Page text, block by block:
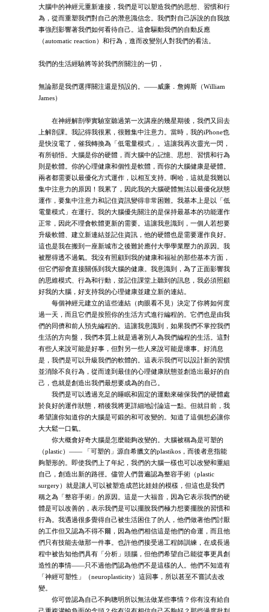
大腦中的神經元重新連接，我們是可以塑造我們的思想、習慣和行
為，從而重塑我們對自己的潛意識信念。我們對自己訴說的自我故
事強烈影響著我們如何看待自己。這會驅動我們的自動反應
（automatic reaction）和行為，進而改變別人對我們的看法。
我們的生活經驗將等於我們所關注的一切，
無論那是我們選擇關注還是預設的。——威廉．詹姆斯（William
James）
在神經解剖學實驗室聽過第一次講座的幾星期後，我們又回去
上解剖課。我記得我很累，很難集中注意力。當時，我的iPhone也
是快沒電了，催我轉換為「低電量模式」。這讓我再次靈光一閃，
有所頓悟。大腦是你的硬體，而大腦中的記憶、思想、習慣和行為
則是軟體。你的心理健康和個性是軟體，而你的大腦健康是硬體。
兩者都需要以最優化方式運作，以相互支持。啊哈，這就是我難以
集中注意力的原因！我累了，因此我的大腦硬體無法以最優化狀態
運作，要集中注意力和記住資訊變得非常困難。我基本上是以「低
電量模式」在運行。我的大腦優先關注的是保持最基本的功能運作
正常，因此不理會軟體更新的需要。這讓我意識到，一個人若想要
升級軟體、建立新連結並記住資訊，他的硬體也是需要運作良好。
這也是我在搬到一座新城市之後難於應付大學學業壓力的原因。我
被壓得透不過氣。我沒有照顧到我的健康和福祉的那些基本方面，
但它們卻會直接關係到我大腦的健康。我意識到，為了正面影響我
的思維模式、行為和行動，並記住課堂上聽到的訊息，我必須照顧
好我的大腦，好支持我的心理健康並建立新的連結。
每個神經元建立的這些連結（肉眼看不見）決定了你將如何度
過一天，而且它們是按照你的生活方式進行編程的。它們也是由我
們的同儕和前人預先編程的。這讓我意識到，如果我們不掌控我們
生活的方向盤，我們本質上就是過著別人為我們編程的生活。這對
有些人來說可能是好事，但對另一些人來說可能是壞事。好消息
是，我們是可以升級我們的軟體的。這表示我們可以設計新的習慣
並消除不良行為，從而達到最佳的心理健康狀態並創造出最好的自
己，也就是創造出我們最想要成為的自己。
我們是可以透過充足的睡眠和固定的運動來確保我們的硬體處
於良好的運作狀態，稍後我將更詳細地討論這一點。但就目前，我
希望讓你知道你的大腦是可鍛的和可改變的。知道了這個想必讓你
大大鬆一口氣。
你大概會好奇大腦是怎麼能夠改變的。大腦被稱為是可塑的
（plastic）—— 「可塑的」源自希臘文的plastikos，而後者意指能
夠塑形的。即使我們上了年紀，我們的大腦一樣也可以改變和重組
自己，創造出新的路徑。儘管人們普遍認為整容手術（plastic
surgery）就是讓人可以被塑造成芭比娃娃的模樣，但這也是我們
稱之為「整容手術」的原因。這是一大福音，因為它表示我們的硬
體是可以改善的，表示我們是可以擺脫我們極力想要擺脫的習慣和
行為。我遇過很多覺得自己被生活困住了的人，他們做著他們討厭
的工作但又認為不得不爾，因為他們相信這是他們的命運，而且他
們只有技能去做那一件事。也許他們接受過工程師訓練，在成長過
程中被告知他們具有「分析」頭腦，但他們希望自己能從事更具創
造性的事情——只不過他們認為他們不是這樣的人。他們不知道有
「神經可塑性」（neuroplasticity）這回事，所以甚至不嘗試去改
變。
你可曾認為自己不夠聰明所以無法做某些事情？你有沒有給自